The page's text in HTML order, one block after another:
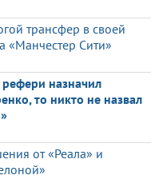
трансфер в своей
«Манчестер Сити»
назначил
то никто не назвал
от «Реала» и